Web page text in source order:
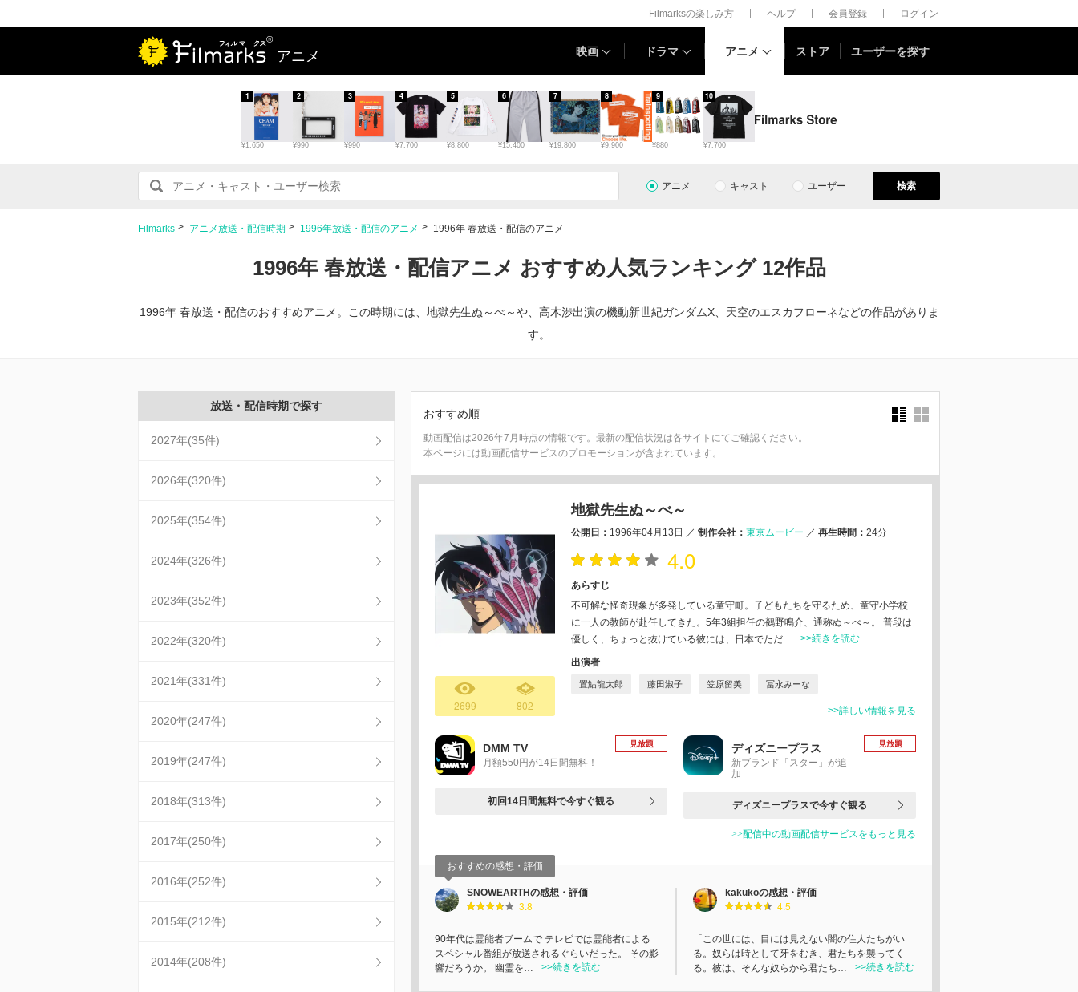
Filmarksの楽しみ方 ヘルプ 会員登録 ログイン
アニメ 映画 ドラマ アニメ ストア ユーザーを探す
¥1,650
1
¥990
2
¥990
3
¥7,700
4
¥8,800
5
¥15,400
6
¥19,800
7
¥9,900
8
¥880
9
¥7,700
10
アニメ キャスト ユーザー 検索
Filmarks アニメ放送・配信時期 1996年放送・配信のアニメ 1996年 春放送・配信のアニメ
1996年 春放送・配信アニメ おすすめ人気ランキング 12作品
1996年 春放送・配信のおすすめアニメ。この時期には、地獄先生ぬ～べ～や、高木渉出演の機動新世紀ガンダムX、天空のエスカフローネなどの作品がありま
す。
放送・配信時期で探す
2027年(35件)
2026年(320件)
2025年(354件)
2024年(326件)
2023年(352件)
2022年(320件)
2021年(331件)
2020年(247件)
2019年(247件)
2018年(313件)
2017年(250件)
2016年(252件)
2015年(212件)
2014年(208件)
おすすめ順
動画配信は2026年7月時点の情報です。最新の配信状況は各サイトにてご確認ください。
本ページには動画配信サービスのプロモーションが含まれています。
2699 802
地獄先生ぬ～べ～
公開日： 1996年04月13日 ／ 制作会社： 東京ムービー ／ 再生時間： 24分
4.0
あらすじ
不可解な怪奇現象が多発している童守町。子どもたちを守るため、童守小学校
に一人の教師が赴任してきた。5年3組担任の鵺野鳴介、通称ぬ～べ～。 普段は
優しく、ちょっと抜けている彼には、日本でただ…
>>続きを読む
出演者
置鮎龍太郎 藤田淑子 笠原留美 冨永みーな
>>詳しい情報を見る
DMM TV
月額550円が14日間無料！
見放題
初回14日間無料で今すぐ観る
ディズニープラス
新ブランド「スター」が追
加
見放題
ディズニープラスで今すぐ観る
>>配信中の動画配信サービスをもっと見る
おすすめの感想・評価
SNOWEARTHの感想・評価
3.8
90年代は霊能者ブームで テレビでは霊能者による
スペシャル番組が放送されるぐらいだった。 その影
響だろうか。 幽霊を…
>>続きを読む
kakukoの感想・評価
4.5
「この世には、目には見えない闇の住人たちがい
る。奴らは時として牙をむき、君たちを襲ってく
る。彼は、そんな奴らから君たち…
>>続きを読む